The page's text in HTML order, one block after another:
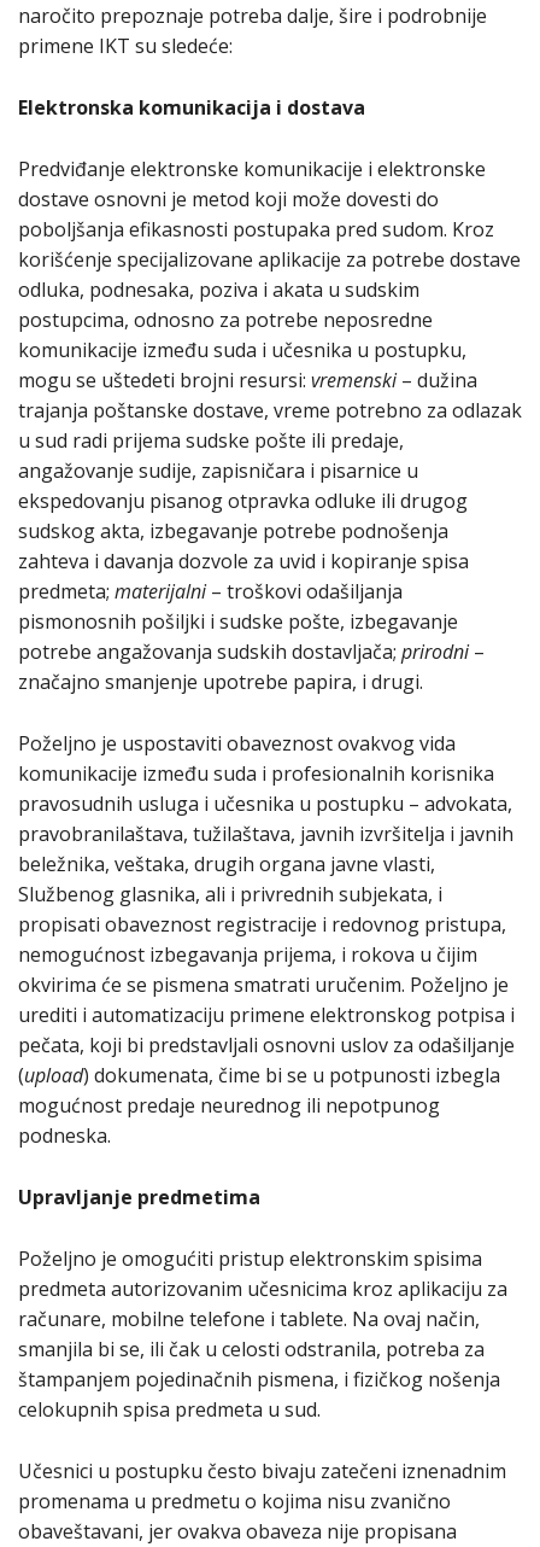
naročito prepoznaje potreba dalje, šire i podrobnije
primene IKT su sledeće:
Elektronska komunikacija i dostava
Predviđanje elektronske komunikacije i elektronske
dostave osnovni je metod koji može dovesti do
poboljšanja efikasnosti postupaka pred sudom. Kroz
korišćenje specijalizovane aplikacije za potrebe dostave
odluka, podnesaka, poziva i akata u sudskim
postupcima, odnosno za potrebe neposredne
komunikacije između suda i učesnika u postupku,
mogu se uštedeti brojni resursi: vremenski– dužina
trajanja poštanske dostave, vreme potrebno za odlazak
u sud radi prijema sudske pošte ili predaje,
angažovanje sudije, zapisničara i pisarnice u
ekspedovanju pisanog otpravka odluke ili drugog
sudskog akta, izbegavanje potrebe podnošenja
zahteva i davanja dozvole za uvid i kopiranje spisa
predmeta; materijalni– troškovi odašiljanja
pismonosnih pošiljki i sudske pošte, izbegavanje
potrebe angažovanja sudskih dostavljača; prirodni–
značajno smanjenje upotrebe papira, i drugi.
Poželjno je uspostaviti obaveznost ovakvog vida
komunikacije između suda i profesionalnih korisnika
pravosudnih usluga i učesnika u postupku – advokata,
pravobranilaštava, tužilaštava, javnih izvršitelja i javnih
beležnika, veštaka, drugih organa javne vlasti,
Službenog glasnika, ali i privrednih subjekata, i
propisati obaveznost registracije i redovnog pristupa,
nemogućnost izbegavanja prijema, i rokova u čijim
okvirima će se pismena smatrati uručenim. Poželjno je
urediti i automatizaciju primene elektronskog potpisa i
pečata, koji bi predstavljali osnovni uslov za odašiljanje
(upload) dokumenata, čime bi se u potpunosti izbegla
mogućnost predaje neurednog ili nepotpunog
podneska.
Upravljanje predmetima
Poželjno je omogućiti pristup elektronskim spisima
predmeta autorizovanim učesnicima kroz aplikaciju za
računare, mobilne telefone i tablete. Na ovaj način,
smanjila bi se, ili čak u celosti odstranila, potreba za
štampanjem pojedinačnih pismena, i fizičkog nošenja
celokupnih spisa predmeta u sud.
Učesnici u postupku često bivaju zatečeni iznenadnim
promenama u predmetu o kojima nisu zvanično
obaveštavani, jer ovakva obaveza nije propisana